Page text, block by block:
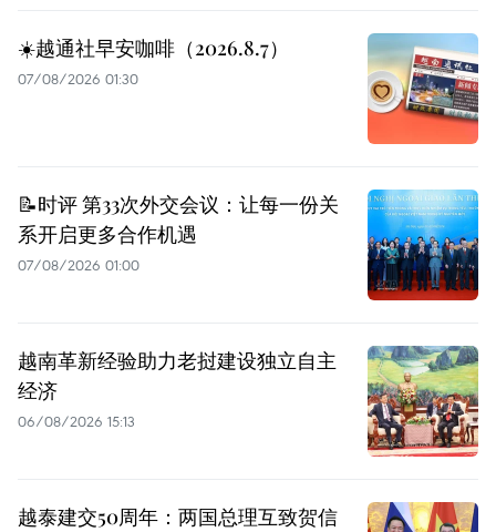
☀️越通社早安咖啡（2026.8.7）
07/08/2026 01:30
📝时评 第33次外交会议：让每一份关
系开启更多合作机遇
07/08/2026 01:00
越南革新经验助力老挝建设独立自主
经济
06/08/2026 15:13
越泰建交50周年：两国总理互致贺信